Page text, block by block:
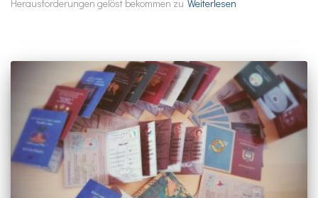
Herausforderungen gelöst bekommen zu Weiterlesen